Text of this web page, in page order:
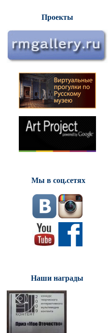
Проекты
Мы в соц.сетях
Наши награды